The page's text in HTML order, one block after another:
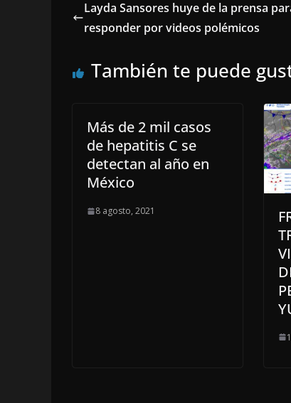
Layda Sansores huye de la prensa
responder por videos polémicos
También te puede
Más de 2 mil casos
de hepatitis C se
detectan al año en
México
8 agosto, 2021